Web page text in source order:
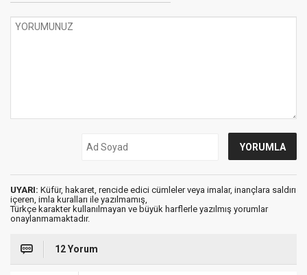
UYARI: Küfür, hakaret, rencide edici cümleler veya imalar, inançlara saldırı
içeren, imla kuralları ile yazılmamış,
Türkçe karakter kullanılmayan ve büyük harflerle yazılmış yorumlar
onaylanmamaktadır.
12 Yorum